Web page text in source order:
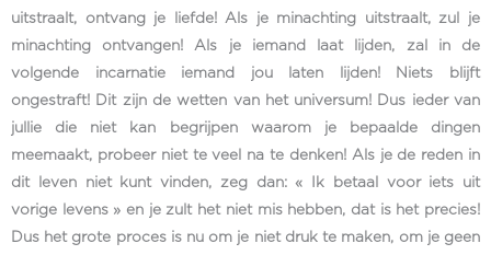
uitstraalt, ontvang je liefde! Als je minachting uitstraalt, zul je
minachting ontvangen! Als je iemand laat lijden, zal in de
volgende incarnatie iemand jou laten lijden! Niets blijft
ongestraft! Dit zijn de wetten van het universum! Dus ieder van
jullie die niet kan begrijpen waarom je bepaalde dingen
meemaakt, probeer niet te veel na te denken! Als je de reden in
dit leven niet kunt vinden, zeg dan: « Ik betaal voor iets uit
vorige levens » en je zult het niet mis hebben, dat is het precies!
Dus het grote proces is nu om je niet druk te maken, om je geen